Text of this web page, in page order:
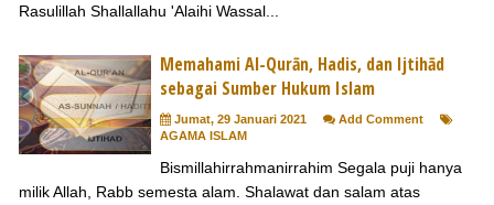
Rasulillah Shallallahu 'Alaihi Wassal...
Memahami Al-Qurān, Hadis, dan Ijtihād
sebagai Sumber Hukum Islam
Jumat, 29 Januari 2021
Add Comment
AGAMA ISLAM
Bismillahirrahmanirrahim Segala puji hanya
milik Allah, Rabb semesta alam. Shalawat dan salam atas